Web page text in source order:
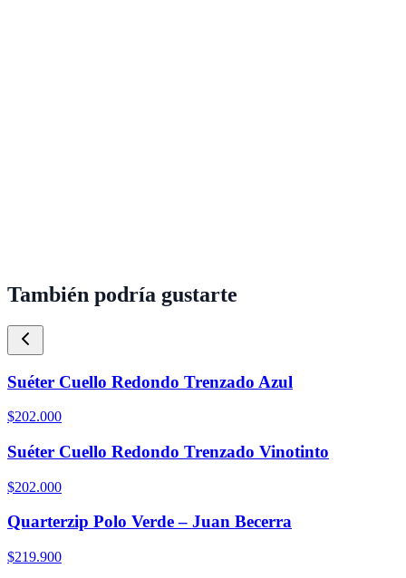
También podría gustarte
Suéter Cuello Redondo Trenzado Azul
$202.000
Suéter Cuello Redondo Trenzado Vinotinto
$202.000
Quarterzip Polo Verde – Juan Becerra
$219.900